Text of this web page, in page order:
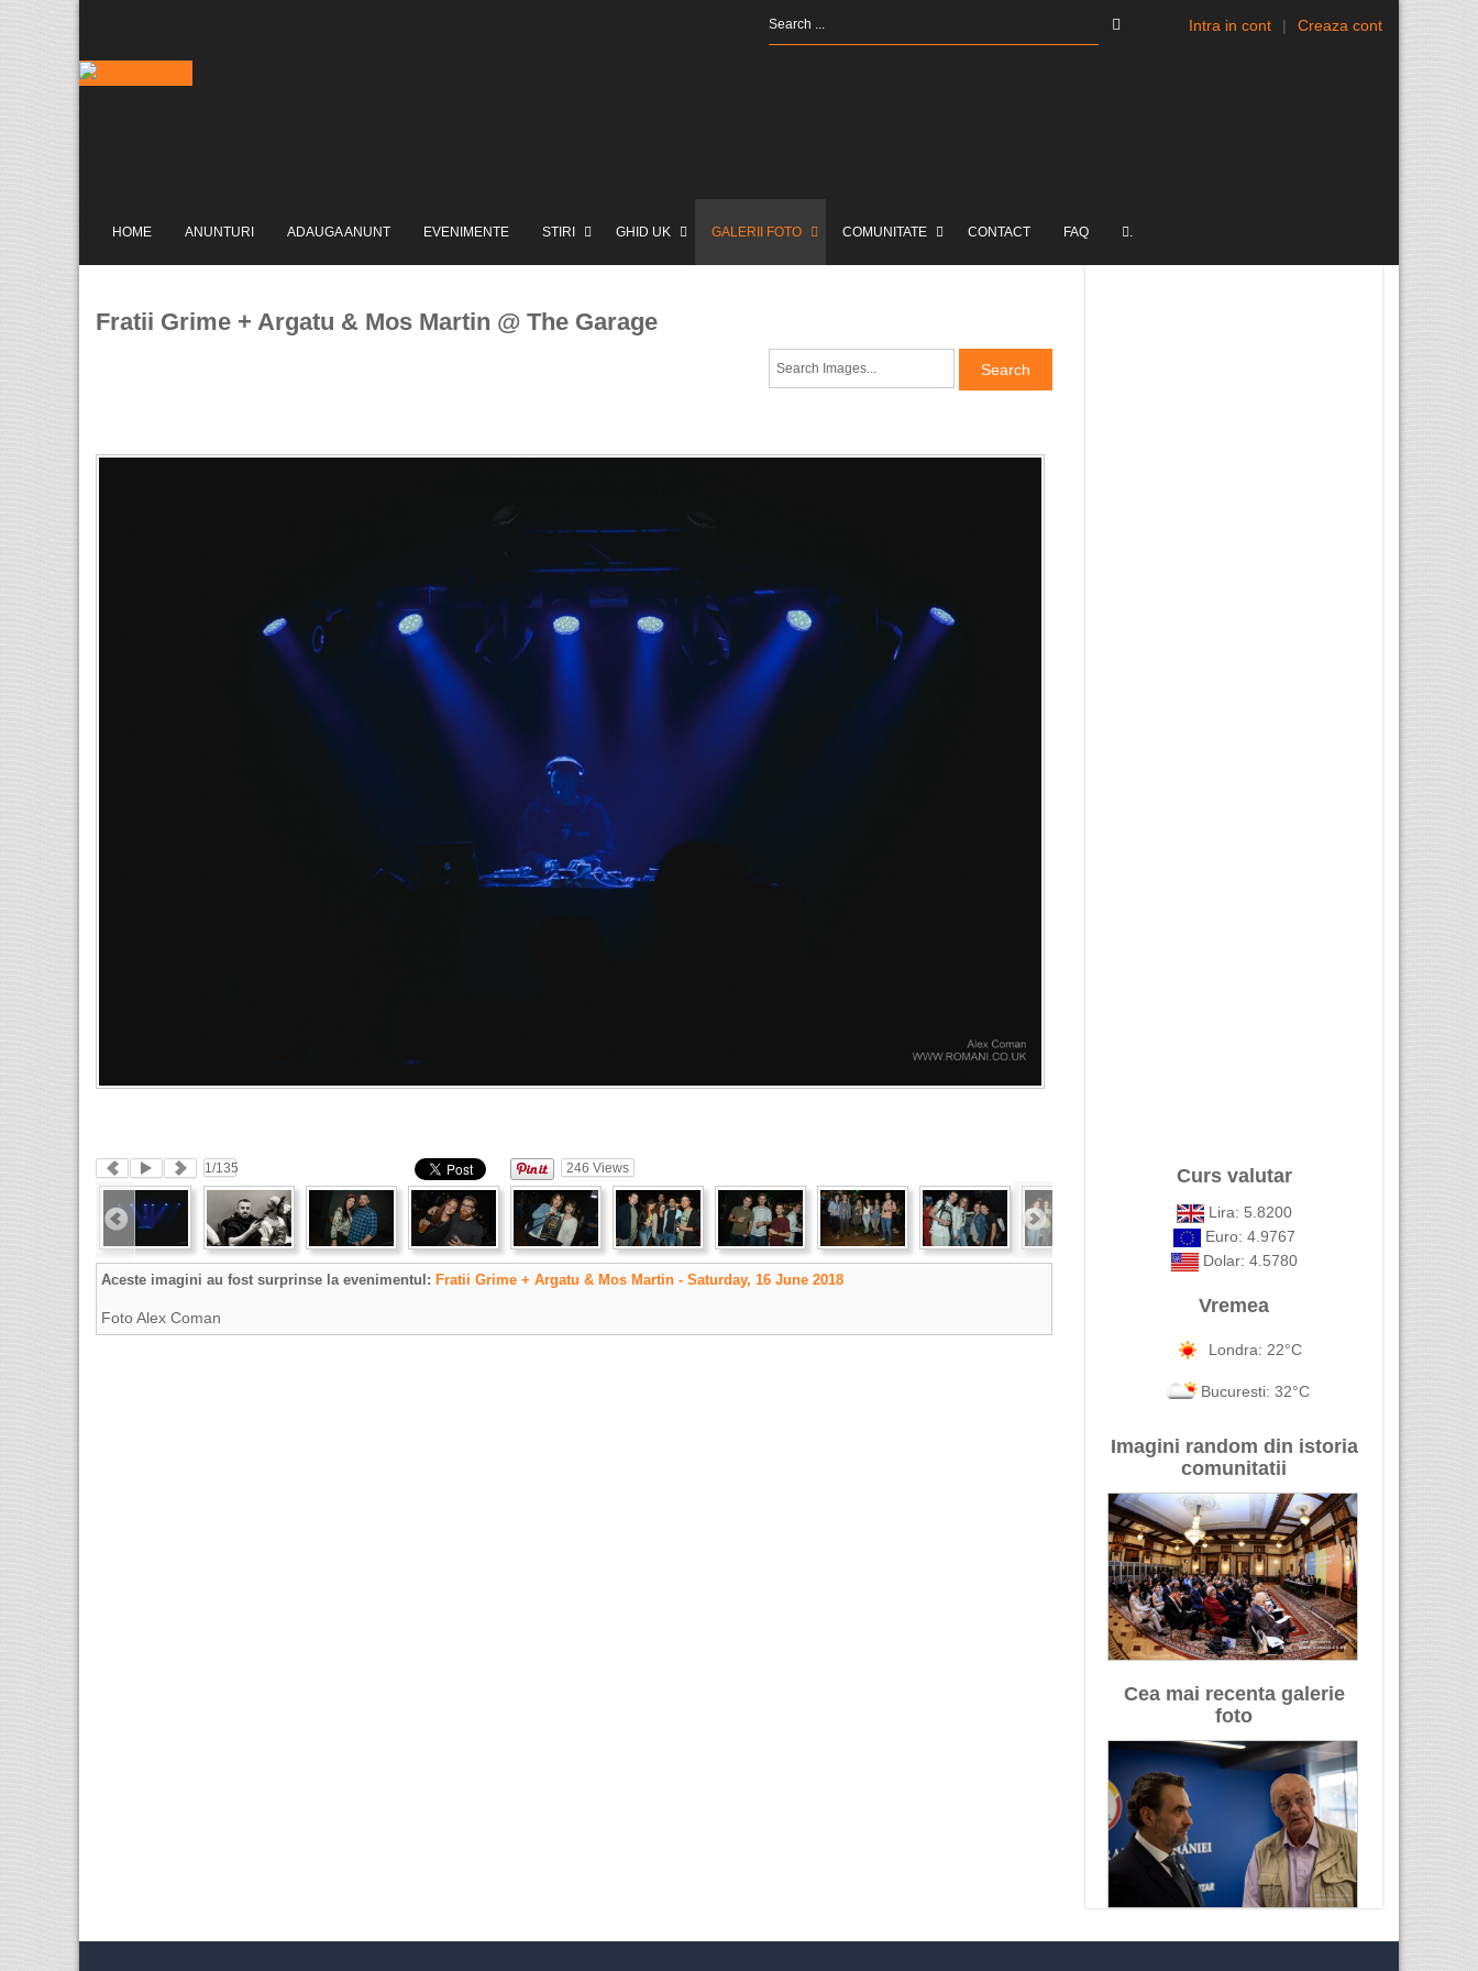
Intra in cont | Creaza cont
HOME ANUNTURI ADAUGA ANUNT EVENIMENTE STIRI GHID UK GALERII FOTO COMUNITATE CONTACT FAQ .
Fratii Grime + Argatu & Mos Martin @ The Garage
1/135 246 Views
Aceste imagini au fost surprinse la evenimentul: Fratii Grime + Argatu & Mos Martin - Saturday, 16 June 2018
Foto Alex Coman
Curs valutar
Lira: 5.8200
Euro: 4.9767
Dolar: 4.5780
Vremea
Londra: 22°C
Bucuresti: 32°C
Imagini random din istoria
comunitatii
Cea mai recenta galerie
foto